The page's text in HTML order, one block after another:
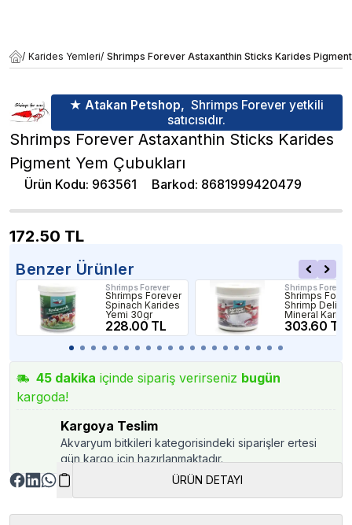
/ Karides Yemleri/ Shrimps Forever Astaxanthin Sticks Karides Pigment
★ Atakan Petshop, Shrimps Forever yetkili
satıcısıdır.
Shrimps Forever Astaxanthin Sticks Karides
Pigment Yem Çubukları
Ürün Kodu: 963561 Barkod: 8681999420479
172.50 TL
Benzer Ürünler
Shrimps Forever
Shrimps Forever
Spinach Karides
Yemi 30gr
228.00 TL
Shrimps Forever
Shrimps
Shrimp Delight
Mineral
Yemi 50gr
303.60 TL
45 dakika içinde sipariş verirseniz bugün
kargoda!
Kargoya Teslim
Akvaryum bitkileri kategorisindeki siparişler ertesi
gün kargo için hazırlanmaktadır.
ÜRÜN DETAYI